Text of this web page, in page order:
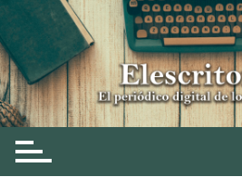
Skip
to
content
Elescritor.es
El periódico digital de los escritores